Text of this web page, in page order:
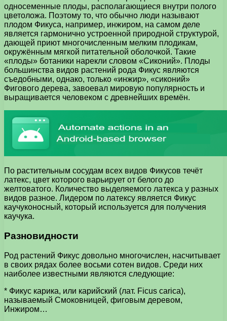
односеменные плоды, располагающиеся внутри полого
цветоложа. Поэтому то, что обычно люди называют
плодом Фикуса, например, инжиром, на самом деле
является гармонично устроенной природной структурой,
дающей приют многочисленным мелким плодикам,
окружённым мягкой питательной оболочкой. Такие
«плоды» ботаники нарекли словом «Сиконий». Плоды
большинства видов растений рода Фикус являются
съедобными, однако, только «инжир», «сиконий»
Фигового дерева, завоевал мировую популярность и
выращивается человеком с древнейших времён.
По растительным сосудам всех видов Фикусов течёт
латекс, цвет которого варьирует от белого до
желтоватого. Количество выделяемого латекса у разных
видов разное. Лидером по латексу является Фикус
каучуконосный, который используется для получения
каучука.
Разновидности
Род растений Фикус довольно многочислен, насчитывает
в своих рядах более восьми сотен видов. Среди них
наиболее известными являются следующие:
* Фикус карика, или карийский (лат. Ficus carica),
называемый Смоковницей, фиговым деревом,
Инжиром…